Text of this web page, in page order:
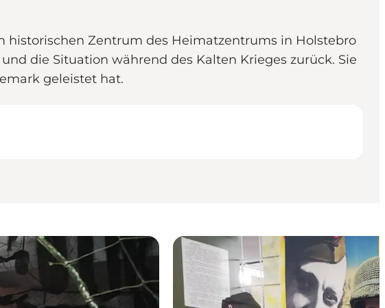
historischen Zentrum des Heimatzentrums in Holstebro
die Situation während des Kalten Krieges zurück. Sie
geleistet hat.